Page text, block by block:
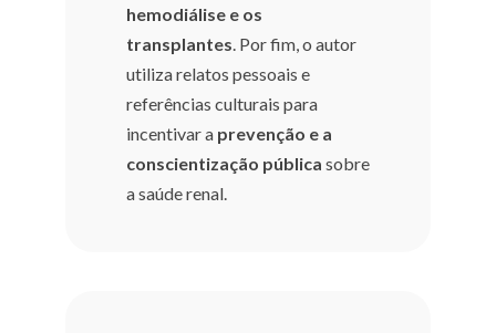
hemodiálise e os
transplantes . Por fim, o autor
utiliza relatos pessoais e
referências culturais para
incentivar a prevenção e a
conscientização pública sobre
a saúde renal.